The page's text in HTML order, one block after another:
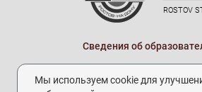
ROSTOV
Сведения об
Реквизиты
Электронная почта
Мы используем cookie для